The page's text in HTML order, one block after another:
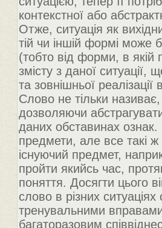
контекстної або
Отже, ситуація як
тій чи іншій формі може
(тобто від форми, в якій
змісту з даної ситуації,
та зовнішньої
Слово не тільки
дозволяючи
даних обставинах
предмети, але все такі
існуючий предмет,
пройти якийсь час,
поняття. Досягти цього
слово в різних
тренувальними
багаторазовим